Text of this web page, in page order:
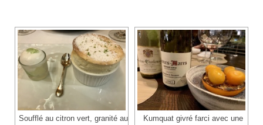
Soufflé au citron vert, granité au
Kumquat givré farci avec une